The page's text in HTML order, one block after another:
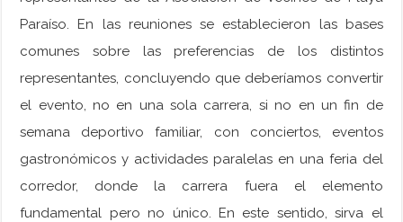
Paraíso. En las reuniones se establecieron las bases
comunes sobre las preferencias de los distintos
representantes, concluyendo que deberíamos convertir
el evento, no en una sola carrera, si no en un fin de
semana deportivo familiar, con conciertos, eventos
gastronómicos y actividades paralelas en una feria del
corredor, donde la carrera fuera el elemento
fundamental pero no único. En este sentido, sirva el